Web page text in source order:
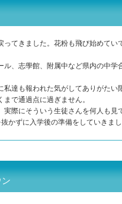
ってきました。花粉も飛び始めて
、志學館、附属中など県内の中
私達も報われた気がしてありがたい
で通過点に過ぎません。
実際にそういう生徒さんを何人も見
かずに入学後の準備をしていきま